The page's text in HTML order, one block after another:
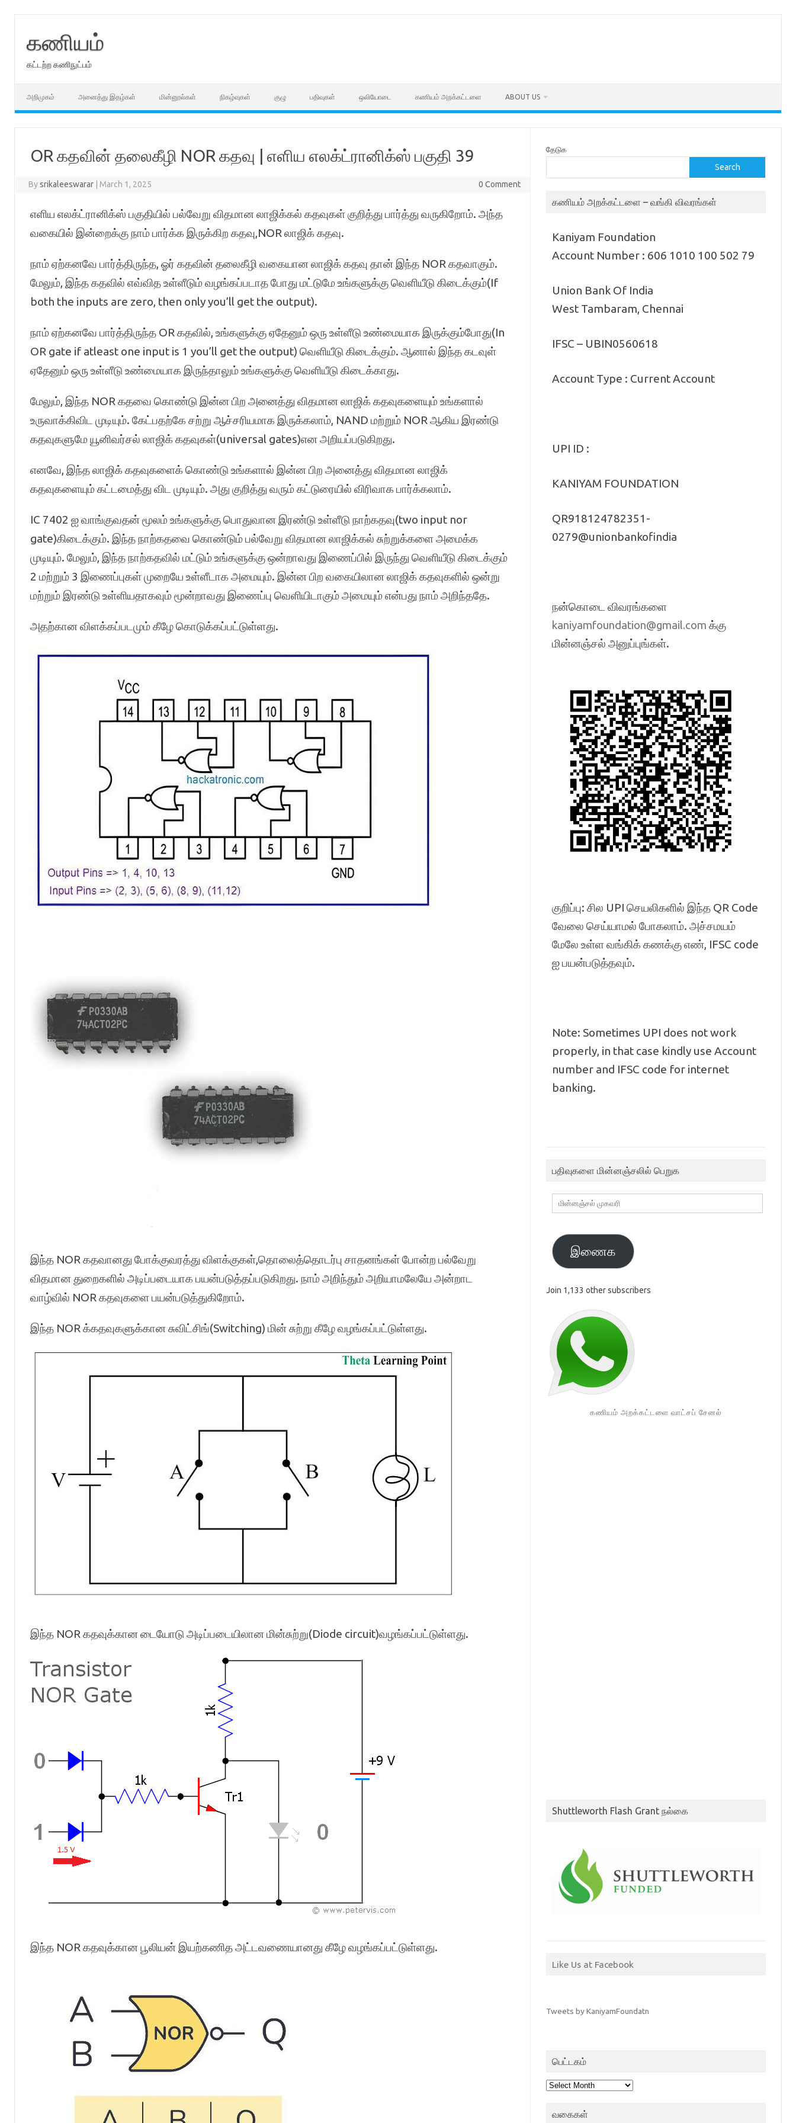
கணியம்
கட்டற்ற கணிநுட்பம்
அறிமுகம் அனைத்து இதழ்கள் மின்னூல்கள் நிகழ்வுகள் குழு பதிவுகள் ஒலியோடை கணியம் அறக்கட்டளை ABOUT US
OR கதவின் தலைகீழி NOR கதவு | எளிய எலக்ட்ரானிக்ஸ் பகுதி 39
Bysrikaleeswarar March 1, 2025 0 Comment
எளிய எலக்ட்ரானிக்ஸ் பகுதியில் பல்வேறு விதமான லாஜிக்கல் கதவுகள் குறித்து பார்த்து வருகிறோம். அந்த
வகையில் இன்றைக்கு நாம் பார்க்க இருக்கிற கதவு,NOR லாஜிக் கதவு.
நாம் ஏற்கனவே பார்த்திருந்த, ஓர் கதவின் தலைகீழி வகையான லாஜிக் கதவு தான் இந்த NOR கதவாகும்.
மேலும், இந்த கதவில் எவ்வித உள்ளீடும் வழங்கப்படாத போது மட்டுமே உங்களுக்கு வெளியீடு கிடைக்கும்(If
both the inputs are zero, then only you’ll get the output).
நாம் ஏற்கனவே பார்த்திருந்த OR கதவில், உங்களுக்கு ஏதேனும் ஒரு உள்ளீடு உண்மையாக இருக்கும்போது(In
OR gate if atleast one input is 1 you’ll get the output) வெளியீடு கிடைக்கும். ஆனால் இந்த கடவுள்
ஏதேனும் ஒரு உள்ளீடு உண்மையாக இருந்தாலும் உங்களுக்கு வெளியீடு கிடைக்காது.
மேலும், இந்த NOR கதவை கொண்டு இன்ன பிற அனைத்து விதமான லாஜிக் கதவுகளையும் உங்களால்
உருவாக்கிவிட முடியும். கேட்பதற்கே சற்று ஆச்சரியமாக இருக்கலாம், NAND மற்றும் NOR ஆகிய இரண்டு
கதவுகளுமே யூனிவர்சல் லாஜிக் கதவுகள்(universal gates)என அறியப்படுகிறது.
எனவே, இந்த லாஜிக் கதவுகளைக் கொண்டு உங்களால் இன்ன பிற அனைத்து விதமான லாஜிக்
கதவுகளையும் கட்டமைத்து விட முடியும். அது குறித்து வரும் கட்டுரையில் விரிவாக பார்க்கலாம்.
IC 7402 ஐ வாங்குவதன் மூலம் உங்களுக்கு பொதுவான இரண்டு உள்ளீடு நாற்கதவு(two input nor
gate)கிடைக்கும். இந்த நாற்கதவை கொண்டும் பல்வேறு விதமான லாஜிக்கல் சுற்றுக்களை அமைக்க
முடியும். மேலும், இந்த நாற்கதவில் மட்டும் உங்களுக்கு ஒன்றாவது இணைப்பில் இருந்து வெளியீடு கிடைக்கும்
2 மற்றும் 3 இணைப்புகள் முறையே உள்ளீடாக அமையும். இன்ன பிற வகையிலான லாஜிக் கதவுகளில் ஒன்று
மற்றும் இரண்டு உள்ளியதாகவும் மூன்றாவது இணைப்பு வெளியிடாகும் அமையும் என்பது நாம் அறிந்ததே.
அதற்கான விளக்கப்படமும் கீழே கொடுக்கப்பட்டுள்ளது.
இந்த NOR கதவானது போக்குவரத்து விளக்குகள்,தொலைத்தொடர்பு சாதனங்கள் போன்ற பல்வேறு
விதமான துறைகளில் அடிப்படையாக பயன்படுத்தப்படுகிறது. நாம் அறிந்தும் அறியாமலேயே அன்றாட
வாழ்வில் NOR கதவுகளை பயன்படுத்துகிறோம்.
இந்த NOR க்கதவுகளுக்கான சுவிட்சிங்(Switching) மின் சுற்று கீழே வழங்கப்பட்டுள்ளது.
இந்த NOR கதவுக்கான டையோடு அடிப்படையிலான மின்சுற்று(Diode circuit)வழங்கப்பட்டுள்ளது.
இந்த NOR கதவுக்கான பூலியன் இயற்கணித அட்டவணையானது கீழே வழங்கப்பட்டுள்ளது.
தேடுக
Search
கணியம் அறக்கட்டளை – வங்கி விவரங்கள்
Kaniyam Foundation
Account Number : 606 1010 100 502 79
Union Bank Of India
West Tambaram, Chennai
IFSC – UBIN0560618
Account Type : Current Account
UPI ID :
KANIYAM FOUNDATION
QR918124782351-
0279@unionbankofindia
நன்கொடை விவரங்களை
kaniyamfoundation@gmail.com க்கு
மின்னஞ்சல் அனுப்புங்கள்.
குறிப்பு: சில UPI செயலிகளில் இந்த QR Code
வேலை செய்யாமல் போகலாம். அச்சமயம்
மேலே உள்ள வங்கிக் கணக்கு எண், IFSC code
ஐ பயன்படுத்தவும்.
Note: Sometimes UPI does not work
properly, in that case kindly use Account
number and IFSC code for internet
banking.
பதிவுகளை மின்னஞ்சலில் பெறுக
மின்னஞ்சல்
முகவரி
இணைக
Join 1,133 other subscribers
கணியம் அறக்கட்டளை வாட்சப் சேனல்
Shuttleworth Flash Grant நல்கை
Like Us at Facebook
Tweets by KaniyamFoundatn
பெட்டகம்
பெட்டகம்
வகைகள்